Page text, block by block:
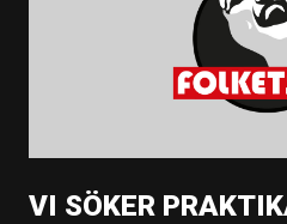
VI SÖKER